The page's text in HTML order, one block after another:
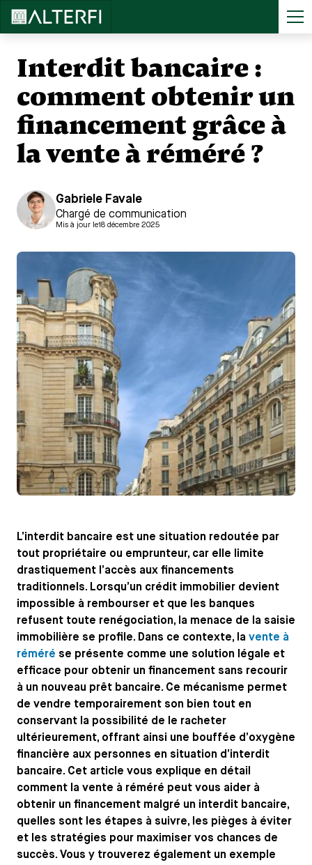
Interdit bancaire :
comment obtenir un
financement grâce à
la vente à réméré ?
Gabriele Favale
Chargé de communication
Mis à jour le18 décembre 2025
L’interdit bancaire est une situation redoutée par
tout propriétaire ou emprunteur, car elle limite
drastiquement l’accès aux financements
traditionnels. Lorsqu’un crédit immobilier devient
impossible à rembourser et que les banques
refusent toute renégociation, la menace de la saisie
immobilière se profile. Dans ce contexte, la vente à
réméré se présente comme une solution légale et
efficace pour obtenir un financement sans recourir
à un nouveau prêt bancaire. Ce mécanisme permet
de vendre temporairement son bien tout en
conservant la possibilité de le racheter
ultérieurement, offrant ainsi une bouffée d’oxygène
financière aux personnes en situation d’interdit
bancaire. Cet article vous explique en détail
comment la vente à réméré peut vous aider à
obtenir un financement malgré un interdit bancaire,
quelles sont les étapes à suivre, les pièges à éviter
et les stratégies pour maximiser vos chances de
succès. Vous y trouverez également un exemple